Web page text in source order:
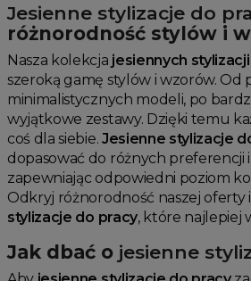
Jesienne stylizacje do
różnorodność stylów i
Nasza kolekcja jesiennych
szeroką gamę stylów i wzorów. Od
minimalistycznych modeli, po
wyjątkowe zestawy. Dzięki temu
coś dla siebie. Jesienne stylizacje
dopasować do różnych preferencji
zapewniając odpowiedni poziom
Odkryj różnorodność naszej oferty
stylizacje do pracy, które najlepiej
Jak dbać o jesienne